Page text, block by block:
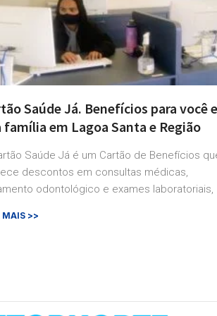
Saúde Já. Benefícios para você e
família em Lagoa Santa e Região
Saúde Já é um Cartão de Benefícios
descontos em consultas médicas,
odontológico e exames laboratoriais,
MAIS >>